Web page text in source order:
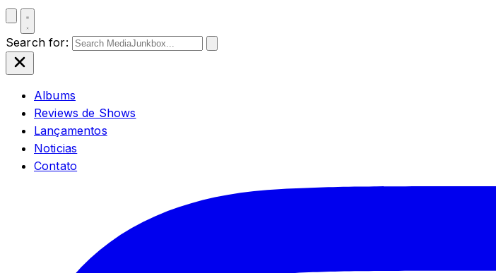
Search for:
Albums
Reviews de Shows
Lançamentos
Noticias
Contato